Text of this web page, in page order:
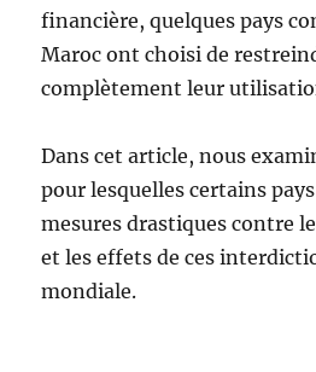
financière, quelques pays
Maroc ont choisi de
complètement leur
Dans cet article, nous
pour lesquelles certains
mesures drastiques contre
et les effets de ces
mondiale.